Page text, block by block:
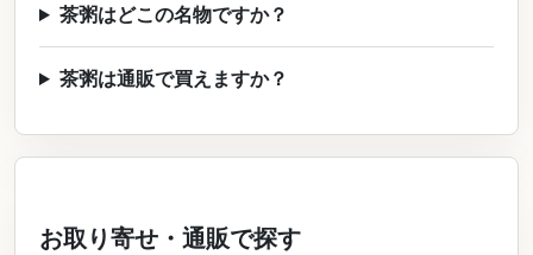
茶粥はどこの名物ですか？
茶粥は通販で買えますか？
お取り寄せ・通販で探す